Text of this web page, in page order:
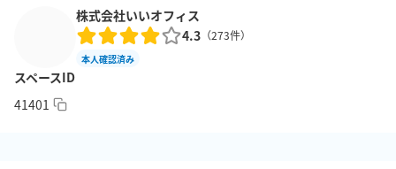
株式会社いいオフィス
4.3 （273件）
本人確認済み
スペースID
41401